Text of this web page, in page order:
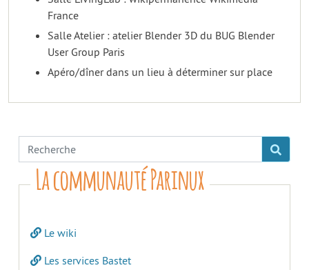
France
Salle Atelier : atelier Blender 3D du BUG Blender
User Group Paris
Apéro/dîner dans un lieu à déterminer sur place
La communauté Parinux
Le wiki
Les services Bastet